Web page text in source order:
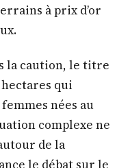
à prix d’or
la caution, le titre
qui
nées au
complexe ne
de la
le débat sur le